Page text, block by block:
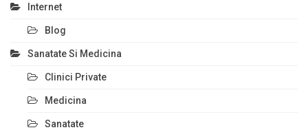
Internet
Blog
Sanatate Si Medicina
Clinici Private
Medicina
Sanatate